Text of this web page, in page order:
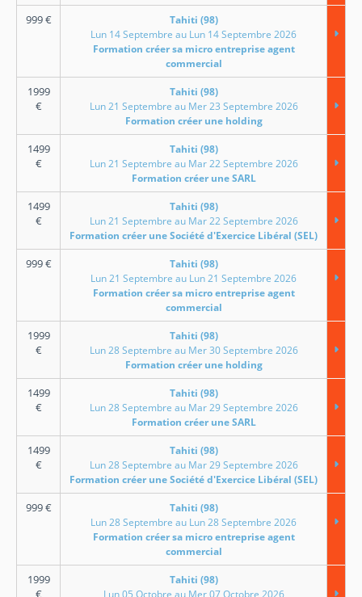
999€
Tahiti (98)
Lun 14 Septembre au Lun 14 Septembre 2026
Formation créer sa micro entreprise agent
commercial
1999
€
Tahiti (98)
Lun 21 Septembre au Mer 23 Septembre 2026
Formation créer une holding
1499
€
Tahiti (98)
Lun 21 Septembre au Mar 22 Septembre 2026
Formation créer une SARL
1499
€
Tahiti (98)
Lun 21 Septembre au Mar 22 Septembre 2026
Formation créer une Société d'Exercice Libéral (SEL)
999€
Tahiti (98)
Lun 21 Septembre au Lun 21 Septembre 2026
Formation créer sa micro entreprise agent
commercial
1999
€
Tahiti (98)
Lun 28 Septembre au Mer 30 Septembre 2026
Formation créer une holding
1499
€
Tahiti (98)
Lun 28 Septembre au Mar 29 Septembre 2026
Formation créer une SARL
1499
€
Tahiti (98)
Lun 28 Septembre au Mar 29 Septembre 2026
Formation créer une Société d'Exercice Libéral (SEL)
999€
Tahiti (98)
Lun 28 Septembre au Lun 28 Septembre 2026
Formation créer sa micro entreprise agent
commercial
1999
€
Tahiti (98)